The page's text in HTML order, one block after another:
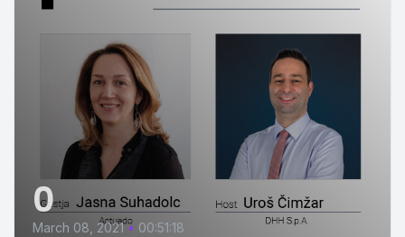
0
March 08, 2021 • 00:51:18